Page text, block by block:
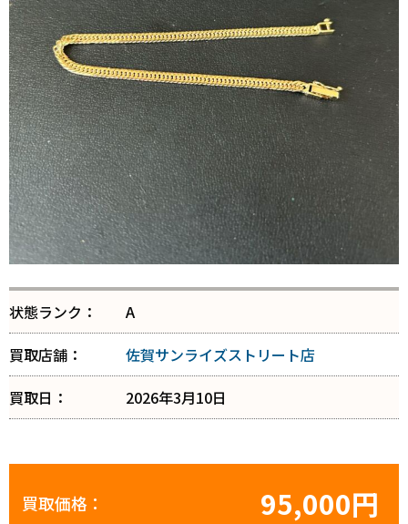
状態ランク：
A
買取店舗：
佐賀サンライズストリート店
買取日：
2026年3月10日
買取価格： 95,000円